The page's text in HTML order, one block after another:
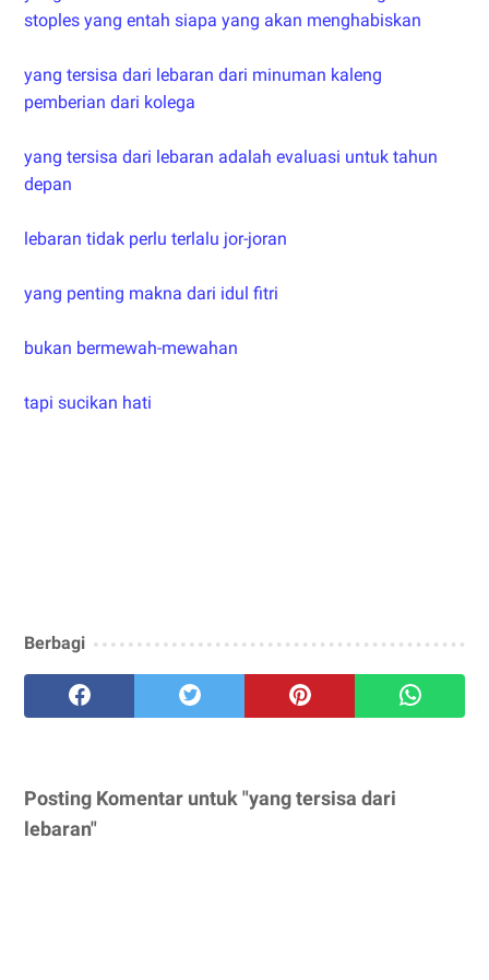
stoples yang entah siapa yang akan menghabiskan
yang tersisa dari lebaran dari minuman kaleng
pemberian dari kolega
yang tersisa dari lebaran adalah evaluasi untuk tahun
depan
lebaran tidak perlu terlalu jor-joran
yang penting makna dari idul fitri
bukan bermewah-mewahan
tapi sucikan hati
Berbagi
Posting Komentar untuk "yang tersisa dari
lebaran"